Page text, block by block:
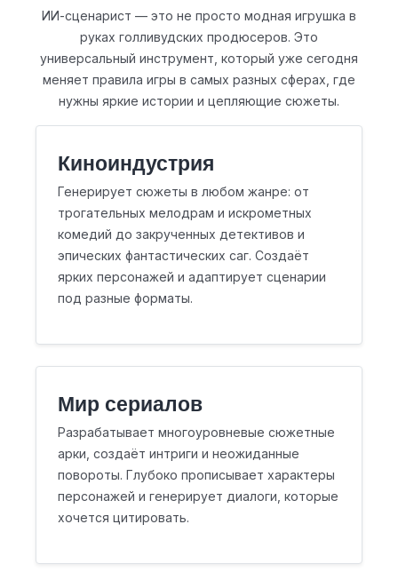
ИИ-сценарист — это не просто модная игрушка в
руках голливудских продюсеров. Это
универсальный инструмент, который уже сегодня
меняет правила игры в самых разных сферах, где
нужны яркие истории и цепляющие сюжеты.
Киноиндустрия
Генерирует сюжеты в любом жанре: от
трогательных мелодрам и искрометных
комедий до закрученных детективов и
эпических фантастических саг. Создаёт
ярких персонажей и адаптирует сценарии
под разные форматы.
Мир сериалов
Разрабатывает многоуровневые сюжетные
арки, создаёт интриги и неожиданные
повороты. Глубоко прописывает характеры
персонажей и генерирует диалоги, которые
хочется цитировать.